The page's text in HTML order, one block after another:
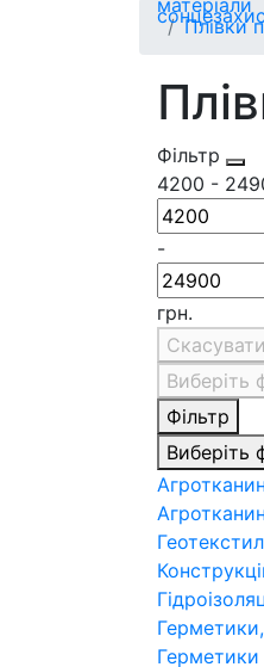
Плівки
Фільтр
4200 -
-
грн.
Скасувати
Виберіть
Фільтр
Виберіть
Герметики